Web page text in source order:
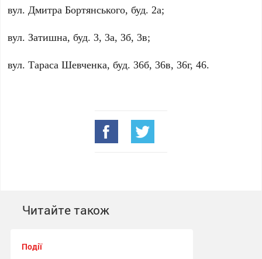
вул. Дмитра Бортянського, буд. 2а;
вул. Затишна, буд. 3, 3а, 3б, 3в;
вул. Тараса Шевченка, буд. 36б, 36в, 36г, 46.
Читайте також
Події